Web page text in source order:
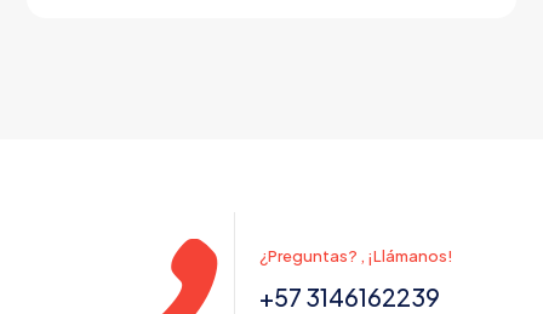
¿Preguntas? , ¡Llámanos!
+57 3146162239